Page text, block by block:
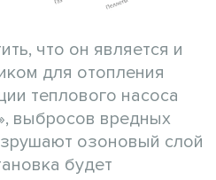
что он является и
для отопления
теплового насоса
выбросов вредных
озоновый слой
будет